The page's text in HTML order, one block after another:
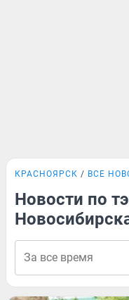
КРАСНОЯРСК ВСЕ
Новости по